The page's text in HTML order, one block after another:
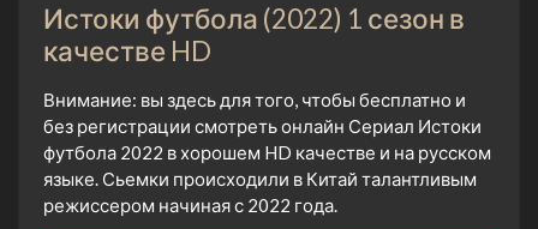
Истоки футбола (2022) 1 сезон в
качестве HD
Внимание: вы здесь для того, чтобы бесплатно и
без регистрации смотреть онлайн Сериал Истоки
футбола 2022 в хорошем HD качестве и на русском
языке. Сьемки происходили в Китай талантливым
режиссером начиная с 2022 года.